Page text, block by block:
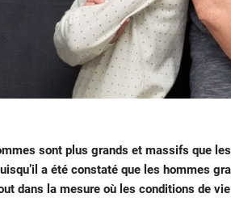
sont plus grands et massifs que
a été constaté que les hommes
dans la mesure où les conditions de